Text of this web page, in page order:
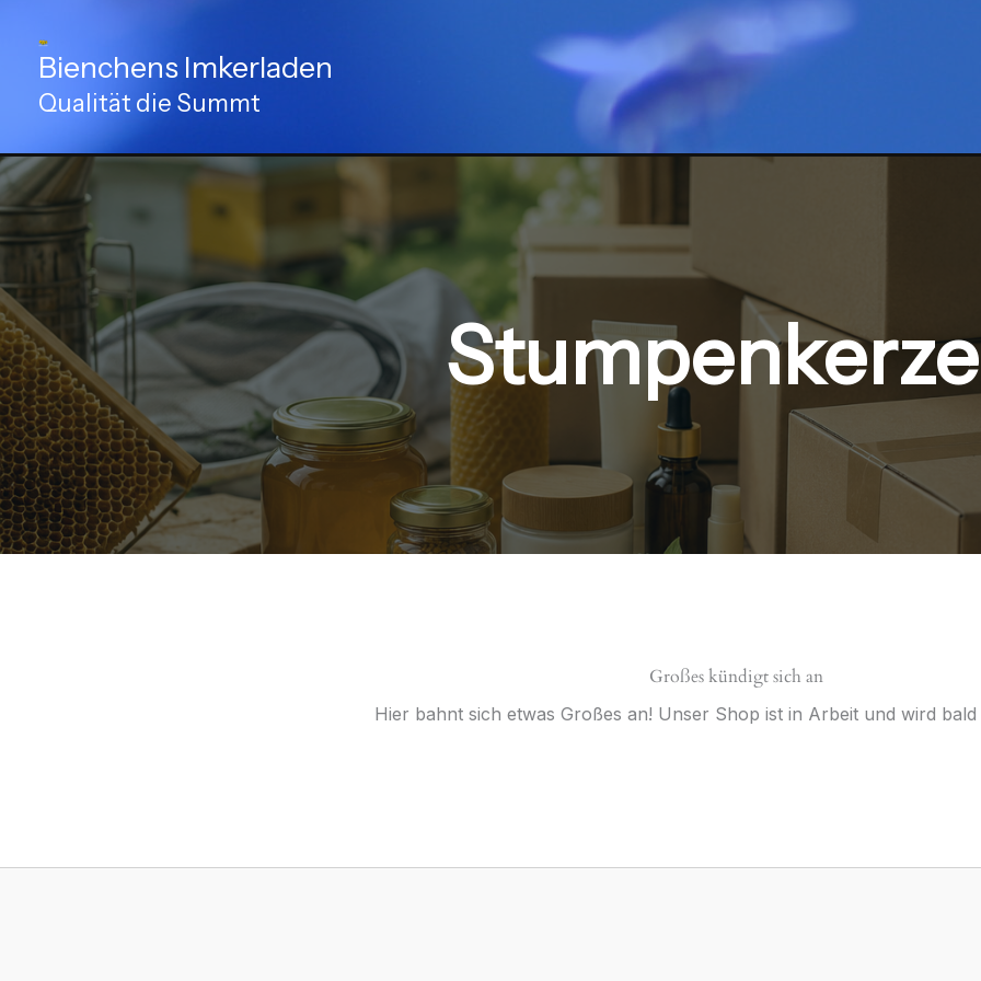
Inhalt
springenBienchens Imkerladen
Qualität die Summt
Großes kündigt sich an
Hier bahnt sich etwas Großes an! Unser Shop ist in Arbeit und wird